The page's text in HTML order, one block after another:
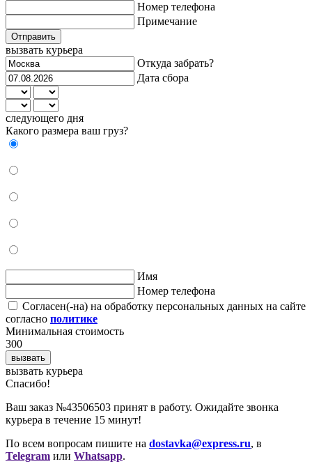
Номер телефона
Примечание
Отправить
вызвать курьера
Откуда забрать?
Дата сбора
следующего дня
Какого размера ваш груз?
Имя
Номер телефона
Согласен(-на) на обработку персональных данных на сайте
согласно политике
Минимальная стоимость
300
вызвать
вызвать курьера
Cпасибо!
Ваш заказ №43506503 принят в работу. Ожидайте звонка
курьера в течение 15 минут!
По всем вопросам пишите на dostavka@express.ru, в
Telegram или Whatsapp.